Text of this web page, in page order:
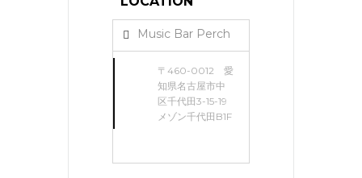
Music Bar Perch
〒460-0012 愛
知県名古屋市中
区千代田3-15-19
メゾン千代田B1F